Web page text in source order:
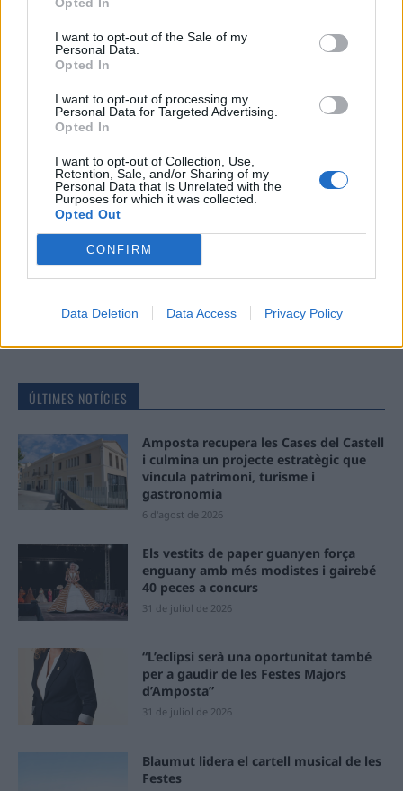
I want to opt-out of the Sale of my
Personal Data.
Opted In
I want to opt-out of processing my
Personal Data for Targeted Advertising.
Opted In
I want to opt-out of Collection, Use,
Retention, Sale, and/or Sharing of my
Personal Data that Is Unrelated with the
Purposes for which it was collected.
Opted Out
CONFIRM
Data Deletion Data Access Privacy Policy
Comentari:
Deseu el meu nom, el correu electrònic i el lloc web en
aquest navegador per a la propera vegada que comenti.
ÚLTIMES NOTÍCIES
Amposta recupera les Cases del Castell
i culmina un projecte estratègic que
vincula patrimoni, turisme i
gastronomia
6 d'agost de 2026
Els vestits de paper guanyen força
enguany amb més modistes i gairebé
40 peces a concurs
31 de juliol de 2026
“L’eclipsi serà una oportunitat també
per a gaudir de les Festes Majors
d’Amposta”
31 de juliol de 2026
Blaumut lidera el cartell musical de les
Festes